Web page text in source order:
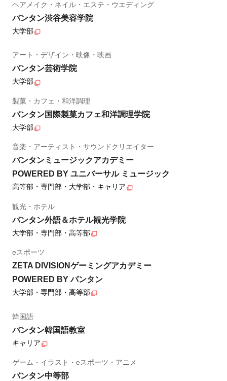
ヘアメイク・ネイル・エステ・ウエディング
バンタン渋谷美容学院
大学部
アート・デザイン・映像・映画
バンタン芸術学院
大学部
製菓・カフェ・和洋調理
バンタン国際製菓カフェ和洋調理学院
大学部
音楽・アーティスト・サウンドクリエイター
バンタンミュージックアカデミー
POWERED BY ユニバーサル ミュージック
高等部・専門部・大学部・キャリア
観光・ホテル
バンタン外語＆ホテル観光学院
大学部・専門部・高等部
eスポーツ
ZETA DIVISIONゲーミングアカデミー
POWERED BY バンタン
大学部・専門部・高等部
韓国語
バンタン韓国語教室
キャリア
ゲーム・イラスト・eスポーツ・アニメ
バンタン中等部